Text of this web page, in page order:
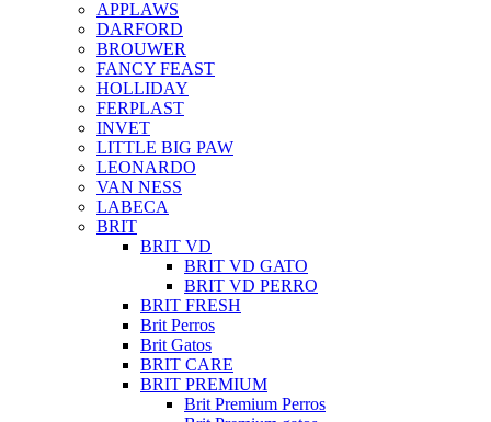
APPLAWS
DARFORD
BROUWER
FANCY FEAST
HOLLIDAY
FERPLAST
INVET
LITTLE BIG PAW
LEONARDO
VAN NESS
LABECA
BRIT
BRIT VD
BRIT VD GATO
BRIT VD PERRO
BRIT FRESH
Brit Perros
Brit Gatos
BRIT CARE
BRIT PREMIUM
Brit Premium Perros